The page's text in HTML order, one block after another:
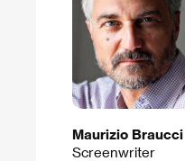
Maurizio Braucci
Screenwriter